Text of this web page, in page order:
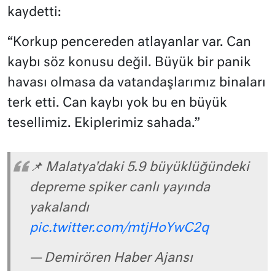
kaydetti:
“Korkup pencereden atlayanlar var. Can
kaybı söz konusu değil. Büyük bir panik
havası olmasa da vatandaşlarımız binaları
terk etti. Can kaybı yok bu en büyük
tesellimiz. Ekiplerimiz sahada.”
📌 Malatya'daki 5.9 büyüklüğündeki
depreme spiker canlı yayında
yakalandı
pic.twitter.com/mtjHoYwC2q
— Demirören Haber Ajansı